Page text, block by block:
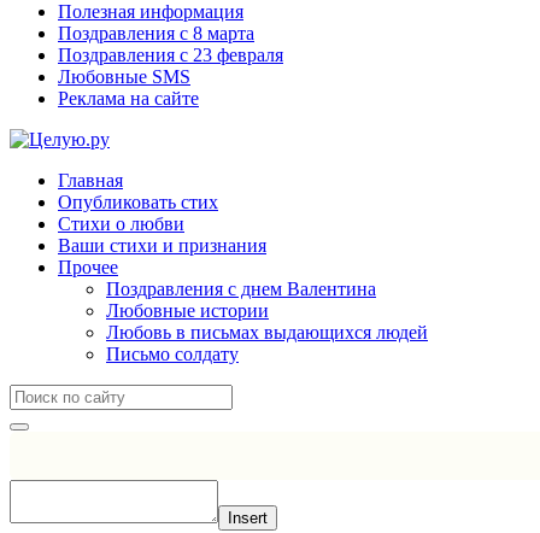
Полезная информация
Поздравления с 8 марта
Поздравления с 23 февраля
Любовные SMS
Реклама на сайте
Главная
Опубликовать стих
Стихи о любви
Ваши стихи и признания
Прочее
Поздравления с днем Валентина
Любовные истории
Любовь в письмах выдающихся людей
Письмо солдату
Insert